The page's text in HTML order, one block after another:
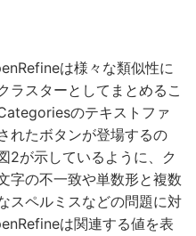
は様々な類似性に
ラスターとしてまとめるこ
のテキストファ
れたボタンが登場するの
2が示しているように、ク
字の不一致や単数形と複数
スペルミスなどの問題に対
は関連する値を表